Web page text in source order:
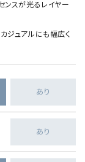
ンスが光るレイヤー
ジュアルにも幅広く
あり
あり